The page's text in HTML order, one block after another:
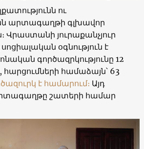
ու
արտագաղթի գլխավոր
յուրաքանչյուր
օգնություն է
գործազրկությունը 12
հարցումների համաձայն՝ 63
է համարում։ Այդ
շատերի համար